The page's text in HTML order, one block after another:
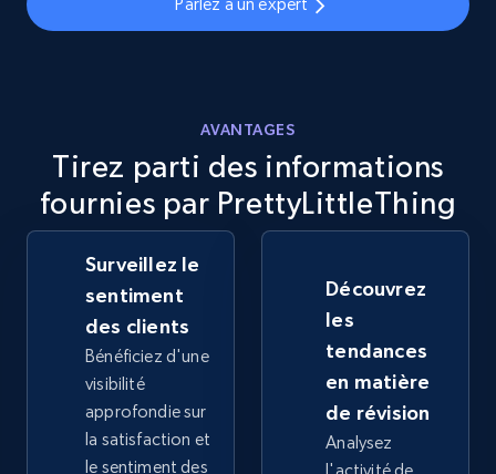
eBay - Collect products from shops on eBay
URL, Product id, Title, Seller name, Seller rating,
Seller reviews, Breadcrumbs, Root category, and
more.
2.5K+ 358+ Commencer
eBay - Collect records by category
AVANTAGES
Tirez parti des informations
fournies par PrettyLittleThing
Surveillez le
sentiment
des clients
Bénéficiez d'une
visibilité
approfondie sur
la satisfaction et
le sentiment des
Découvrez
les
tendances
en matière
de révision
Analysez